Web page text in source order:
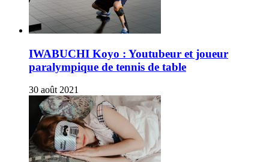
IWABUCHI Koyo : Youtubeur et joueur
paralympique de tennis de table
30 août 2021